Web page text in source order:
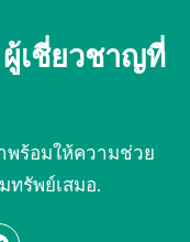
ผู้เชี่ยวชาญที่
พร้อมให้ความช่วย
ทรัพย์เสมอ.